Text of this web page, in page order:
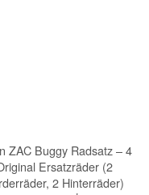
ZAC Buggy Radsatz – 4
Ersatzräder (2
2 Hinterräder)